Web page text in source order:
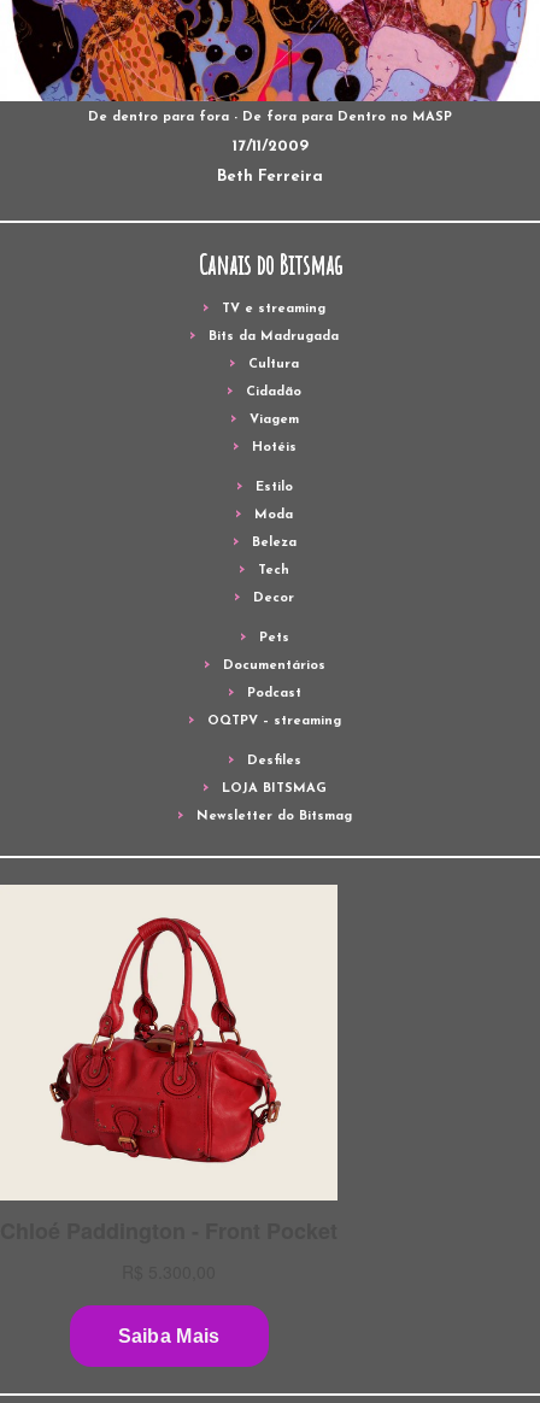
De dentro para fora - De fora para Dentro no MASP
17/11/2009
Beth Ferreira
Canais do Bitsmag
TV e streaming
Bits da Madrugada
Cultura
Cidadão
Viagem
Hotéis
Estilo
Moda
Beleza
Tech
Decor
Pets
Documentários
Podcast
OQTPV – streaming
Desfiles
LOJA BITSMAG
Newsletter do Bitsmag